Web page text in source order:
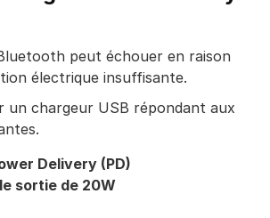
peut échouer en raison
électrique insuffisante.
un chargeur USB répondant aux
Delivery (PD)
sortie de 20W